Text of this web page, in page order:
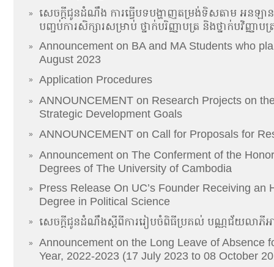
»
សេចក្តីជូនដំណឹង ការធ្វើបទបង្ហាញតម្រង់ទិសតាម អនឡ
បញ្ចប់ការសិក្សារសម្រាប់ ថ្នាក់បរិញ្ញាបត្រ និងថ្នាក់បវិញ្ញាប
»
Announcement on BA and MA Students who
August 2023
» Application Procedures
»
ANNOUNCEMENT on Research Projects on
Strategic Development Goals
» ANNOUNCEMENT on Call for Proposals for
»
Announcement on The Conferment of the
Degrees of The University of Cambodia
»
Press Release​​​​ ​On​ UC’s Founder Receiving an
Degree in Political Science
» សេចក្តីជូនដំណឹងស្តីពីការរៀបចំពិធីប្រគល់ បណ្ណជ័យលាភី
»
Announcement on the Long Leave of Absence
Year, 2022-2023 (17 July 2023 to 08 October